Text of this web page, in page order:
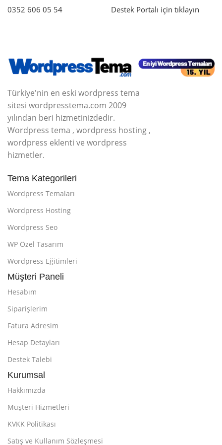
0352 606 05 54 Destek Portalı için tıklayın
Türkiye'nin en eski wordpress tema
sitesi wordpresstema.com 2009
yılından beri hizmetinizdedir.
Wordpress tema , wordpress hosting ,
wordpress eklenti ve wordpress
hizmetler.
Tema Kategorileri
Wordpress Temaları
Wordpress Hosting
Wordpress Seo
WP Özel Tasarım
Wordpress Eğitimleri
Müşteri Paneli
Hesabım
Siparişlerim
Fatura Adresim
Hesap Detayları
Destek Talebi
Kurumsal
Hakkımızda
Müşteri Hizmetleri
KVKK Politikası
Satış ve Kullanım Sözleşmesi